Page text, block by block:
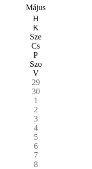
Május
H
K
Sze
Cs
P
Szo
V
29
30
1
2
3
4
5
6
7
8